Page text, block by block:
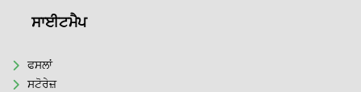
ਸਾਈਟਮੈਪ
ਫਸਲਾਂ
ਸਟੋਰੇਜ਼